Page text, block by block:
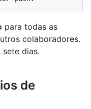
para todas as
colaboradores.
dias.
de